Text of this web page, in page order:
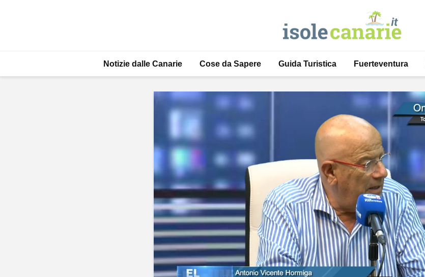
Notizie dalle Canarie Cose da Sapere Guida Turistica Fuerteventura